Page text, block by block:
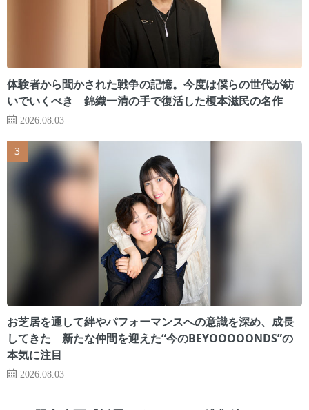
体験者から聞かされた戦争の記憶。今度は僕らの世代が紡
いでいくべき 錦織一清の手で復活した榎本滋民の名作
2026.08.03
お芝居を通して絆やパフォーマンスへの意識を深め、成長
してきた 新たな仲間を迎えた“今のBEYOOOOONDS”の
本気に注目
2026.08.03